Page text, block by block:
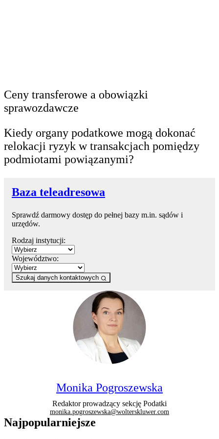
Ceny transferowe a obowiązki
sprawozdawcze
Kiedy organy podatkowe mogą dokonać
relokacji ryzyk w transakcjach pomiędzy
podmiotami powiązanymi?
Baza teleadresowa
Sprawdź darmowy dostęp do pełnej bazy m.in. sądów i
urzędów.
Rodzaj instytucji:
Województwo:
Szukaj danych kontaktowych
Monika Pogroszewska
Redaktor prowadzący sekcję Podatki
monika.pogroszewska@wolterskluwer.com
Najpopularniejsze